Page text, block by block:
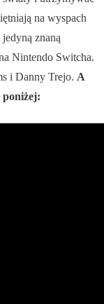
na wyspach
znaną
Nintendo Switcha.
i Danny Trejo. A
poniżej: